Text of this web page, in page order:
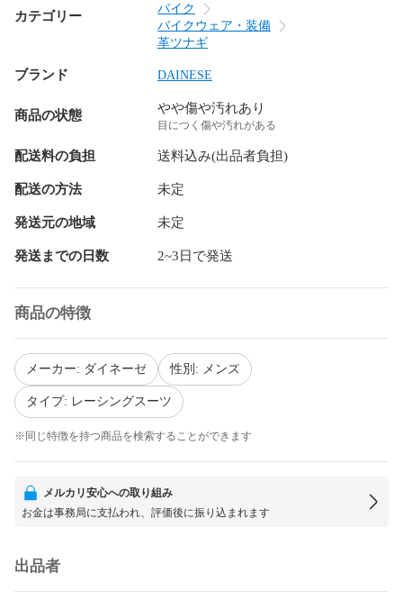
カテゴリー
バイク
バイクウェア・装備
革ツナギ
ブランド DAINESE
商品の状態 やや傷や汚れあり
目につく傷や汚れがある
配送料の負担 送料込み(出品者負担)
配送の方法 未定
発送元の地域 未定
発送までの日数 2~3日で発送
商品の特徴
メーカー: ダイネーゼ 性別: メンズ
タイプ: レーシングスーツ
※同じ特徴を持つ商品を検索することができます
メルカリ安心への取り組み
お金は事務局に支払われ、評価後に振り込まれます
出品者